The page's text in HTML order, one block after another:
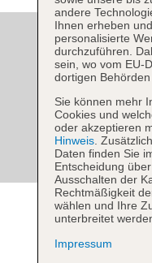
andere
Ihnen erheben
personalisierte
durchzuführen.
sein, wo vom EU-
dortigen
Sie können mehr
Cookies und
oder akzeptieren
Hinweis .
Daten finden Sie
Entscheidung
Ausschalten der
Rechtmäßigkeit
wählen und Ihre
unterbreitet
Impressum